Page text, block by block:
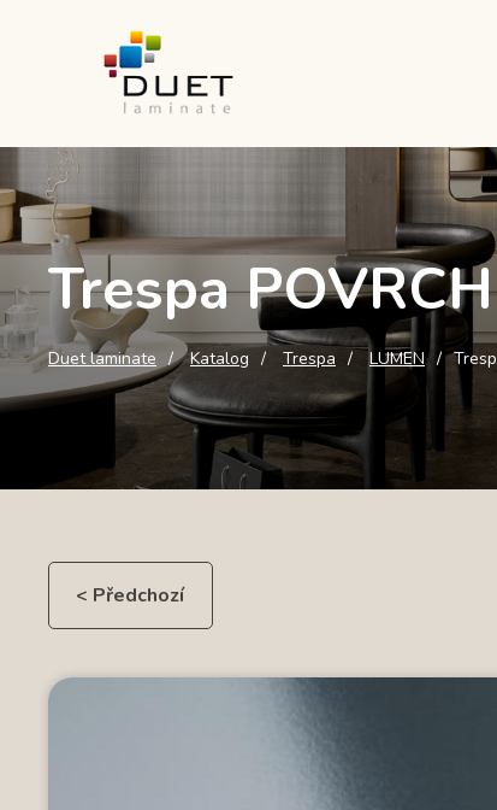
Trespa
Duet laminate Katalog Trespa LUMEN
< Předchozí